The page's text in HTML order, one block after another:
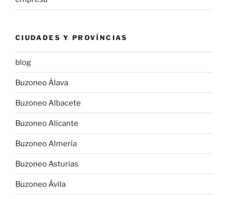
CIUDADES Y PROVÍNCIAS
blog
Buzoneo Álava
Buzoneo Albacete
Buzoneo Alicante
Buzoneo Almería
Buzoneo Asturias
Buzoneo Ávila